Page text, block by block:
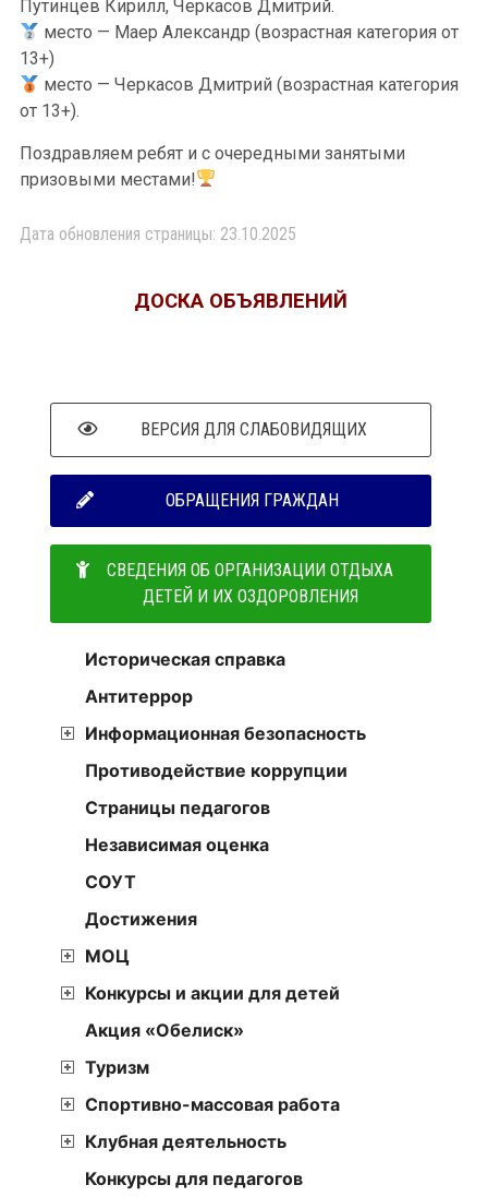
Путинцев Кирилл, Черкасов Дмитрий.
место — Маер Александр (возрастная категория от
13+)
место — Черкасов Дмитрий (возрастная категория
от 13+).
Поздравляем ребят и с очередными занятыми
призовыми местами!
Дата обновления страницы: 23.10.2025
ДОСКА ОБЪЯВЛЕНИЙ
ВЕРСИЯ ДЛЯ СЛАБОВИДЯЩИХ
ОБРАЩЕНИЯ ГРАЖДАН
СВЕДЕНИЯ ОБ ОРГАНИЗАЦИИ ОТДЫХА
ДЕТЕЙ И ИХ ОЗДОРОВЛЕНИЯ
Историческая справка
Антитеррор
Информационная безопасность
Противодействие коррупции
Страницы педагогов
Независимая оценка
СОУТ
Достижения
МОЦ
Конкурсы и акции для детей
Акция «Обелиск»
Туризм
Спортивно-массовая работа
Клубная деятельность
Конкурсы для педагогов